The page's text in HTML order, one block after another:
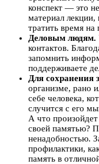
конспект — это
материал
тратить время на
Деловым людям.
контактов.
запомнить
поддерживаете
Для сохранения
организме, рано
себе человека,
случится с его
А что
своей памятью?
ненадобностью.
профилактики,
память в